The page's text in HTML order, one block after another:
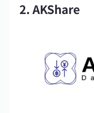
2. AKShare